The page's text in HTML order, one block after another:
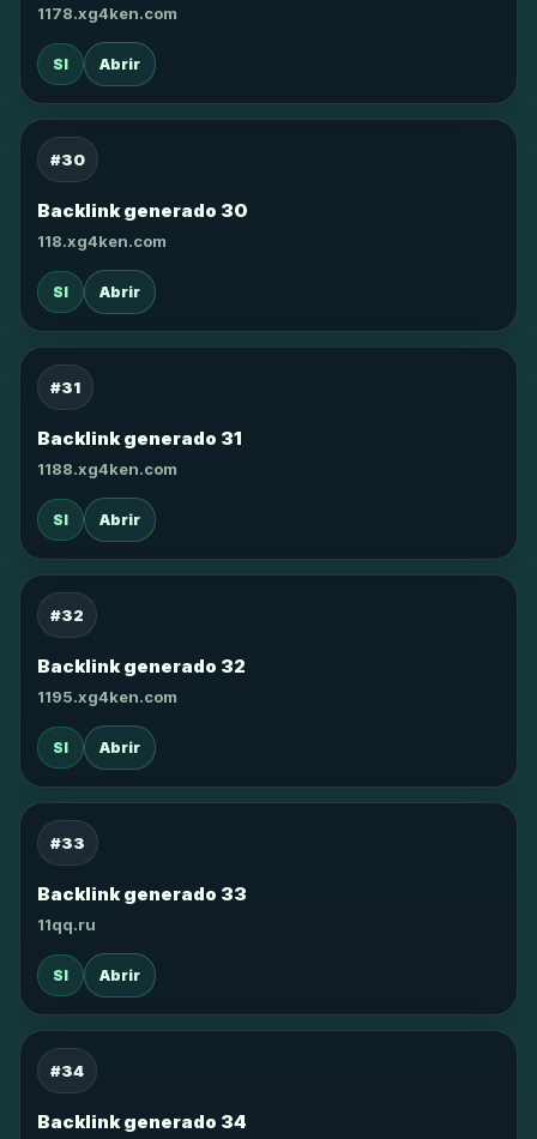
1178.xg4ken.com
SI Abrir
#30
Backlink generado 30
118.xg4ken.com
SI Abrir
#31
Backlink generado 31
1188.xg4ken.com
SI Abrir
#32
Backlink generado 32
1195.xg4ken.com
SI Abrir
#33
Backlink generado 33
11qq.ru
SI Abrir
#34
Backlink generado 34